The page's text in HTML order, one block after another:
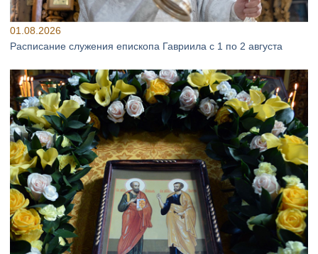
01.08.2026
Расписание служения епископа Гавриила с 1 по 2 августа